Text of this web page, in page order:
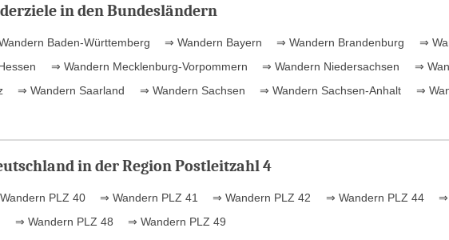
in den Bundesländern
Baden-Württemberg ⇒ Wandern Bayern ⇒ Wandern Brandenburg ⇒
⇒ Wandern Mecklenburg-Vorpommern ⇒ Wandern Niedersachsen ⇒
⇒ Wandern Saarland ⇒ Wandern Sachsen ⇒ Wandern Sachsen-Anhalt ⇒
in der Region Postleitzahl 4
PLZ 40 ⇒ Wandern PLZ 41 ⇒ Wandern PLZ 42 ⇒ Wandern PLZ 44 ⇒
⇒ Wandern PLZ 48 ⇒ Wandern PLZ 49